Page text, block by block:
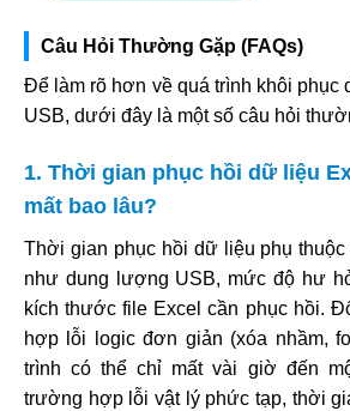
Câu Hỏi Thường Gặp (FAQs)
Để làm rõ hơn về quá trình khôi phục
USB, dưới đây là một số câu hỏi
1. Thời gian phục hồi dữ liệu
mất bao lâu?
Thời gian phục hồi dữ liệu phụ
như dung lượng USB, mức độ hư
kích thước file Excel cần phục hồi.
hợp lỗi logic đơn giản (xóa nhầm,
trình có thể chỉ mất vài giờ đến
trường hợp lỗi vật lý phức tạp, thời